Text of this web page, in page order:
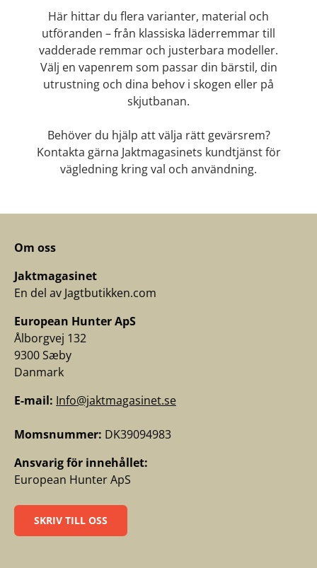
Här hittar du flera varianter, material och
utföranden – från klassiska läderremmar till
vadderade remmar och justerbara modeller.
Välj en vapenrem som passar din bärstil, din
utrustning och dina behov i skogen eller på
skjutbanan.
Behöver du hjälp att välja rätt gevärsrem?
Kontakta gärna Jaktmagasinets kundtjänst för
vägledning kring val och användning.
Om oss
Jaktmagasinet
En del av Jagtbutikken.com
European Hunter ApS
Ålborgvej 132
9300 Sæby
Danmark
E-mail: Info@jaktmagasinet.se
Momsnummer: DK39094983
Ansvarig för innehållet:
European Hunter ApS
SKRIV TILL OSS